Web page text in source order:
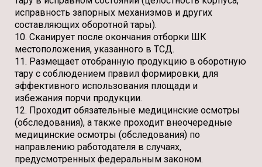
исправность запорных механизмов и других
составляющих оборотной тары).
10. Сканирует после окончания отборки ШК
местоположения, указанного в ТСД.
11. Размещает отобранную продукцию в оборотную
тару с соблюдением правил формировки, для
эффективного использования площади и
избежания порчи продукции.
12. Проходит обязательные медицинские осмотры
(обследования), а также проходит внеочередные
медицинские осмотры (обследования) по
направлению работодателя в случаях,
предусмотренных федеральным законом.